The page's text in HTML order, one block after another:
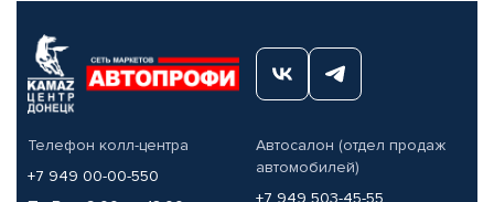
Телефон колл-центра
+7 949 00-00-550
Автосалон (отдел продаж
автомобилей)
+7 949 503-45-55